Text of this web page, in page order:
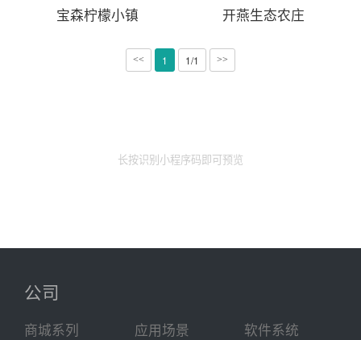
宝森柠檬小镇 开燕生态农庄
<< 1 1/1 >>
长按识别小程序码即可预览
公司
商城系列 应用场景 软件系统